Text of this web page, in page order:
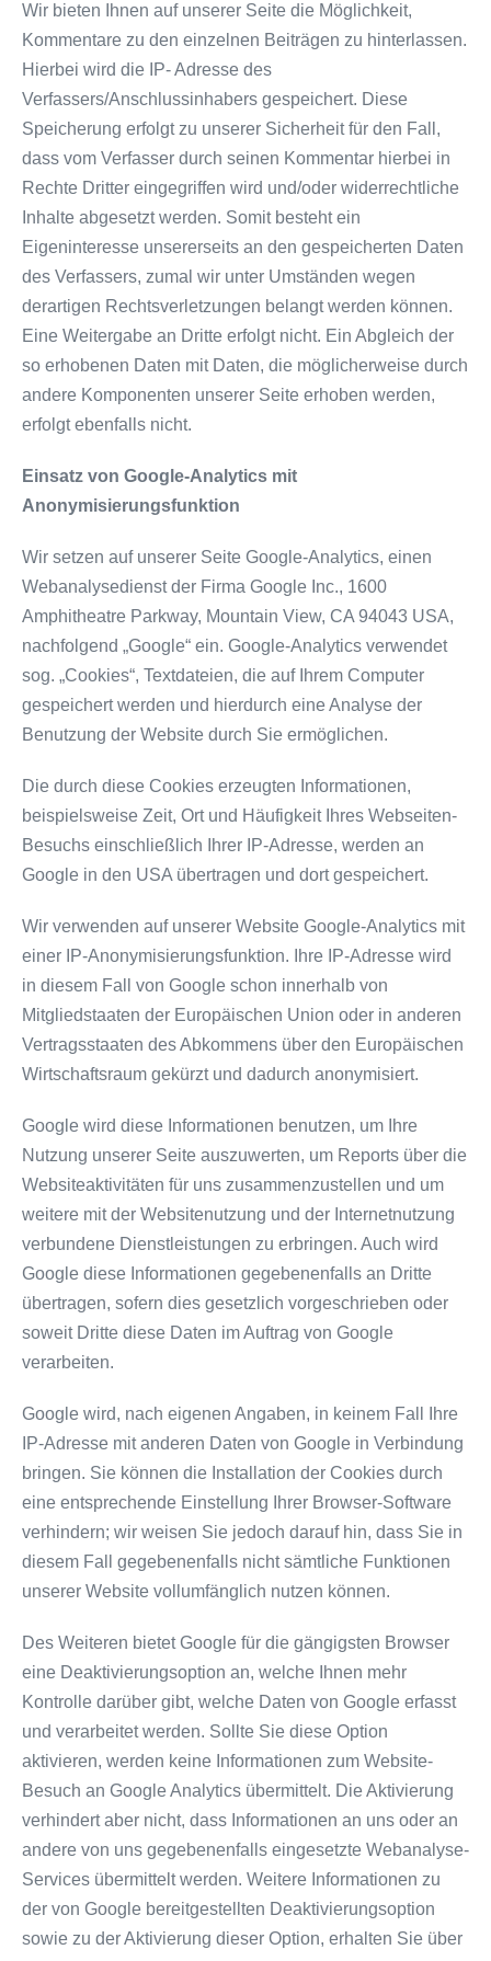
Wir bieten Ihnen auf unserer Seite die Möglichkeit,
Kommentare zu den einzelnen Beiträgen zu hinterlassen.
Hierbei wird die IP- Adresse des
Verfassers/Anschlussinhabers gespeichert. Diese
Speicherung erfolgt zu unserer Sicherheit für den Fall,
dass vom Verfasser durch seinen Kommentar hierbei in
Rechte Dritter eingegriffen wird und/oder widerrechtliche
Inhalte abgesetzt werden. Somit besteht ein
Eigeninteresse unsererseits an den gespeicherten Daten
des Verfassers, zumal wir unter Umständen wegen
derartigen Rechtsverletzungen belangt werden können.
Eine Weitergabe an Dritte erfolgt nicht. Ein Abgleich der
so erhobenen Daten mit Daten, die möglicherweise durch
andere Komponenten unserer Seite erhoben werden,
erfolgt ebenfalls nicht.
Einsatz von Google-Analytics mit
Anonymisierungsfunktion
Wir setzen auf unserer Seite Google-Analytics, einen
Webanalysedienst der Firma Google Inc., 1600
Amphitheatre Parkway, Mountain View, CA 94043 USA,
nachfolgend „Google“ ein. Google-Analytics verwendet
sog. „Cookies“, Textdateien, die auf Ihrem Computer
gespeichert werden und hierdurch eine Analyse der
Benutzung der Website durch Sie ermöglichen.
Die durch diese Cookies erzeugten Informationen,
beispielsweise Zeit, Ort und Häufigkeit Ihres Webseiten-
Besuchs einschließlich Ihrer IP-Adresse, werden an
Google in den USA übertragen und dort gespeichert.
Wir verwenden auf unserer Website Google-Analytics mit
einer IP-Anonymisierungsfunktion. Ihre IP-Adresse wird
in diesem Fall von Google schon innerhalb von
Mitgliedstaaten der Europäischen Union oder in anderen
Vertragsstaaten des Abkommens über den Europäischen
Wirtschaftsraum gekürzt und dadurch anonymisiert.
Google wird diese Informationen benutzen, um Ihre
Nutzung unserer Seite auszuwerten, um Reports über die
Websiteaktivitäten für uns zusammenzustellen und um
weitere mit der Websitenutzung und der Internetnutzung
verbundene Dienstleistungen zu erbringen. Auch wird
Google diese Informationen gegebenenfalls an Dritte
übertragen, sofern dies gesetzlich vorgeschrieben oder
soweit Dritte diese Daten im Auftrag von Google
verarbeiten.
Google wird, nach eigenen Angaben, in keinem Fall Ihre
IP-Adresse mit anderen Daten von Google in Verbindung
bringen. Sie können die Installation der Cookies durch
eine entsprechende Einstellung Ihrer Browser-Software
verhindern; wir weisen Sie jedoch darauf hin, dass Sie in
diesem Fall gegebenenfalls nicht sämtliche Funktionen
unserer Website vollumfänglich nutzen können.
Des Weiteren bietet Google für die gängigsten Browser
eine Deaktivierungsoption an, welche Ihnen mehr
Kontrolle darüber gibt, welche Daten von Google erfasst
und verarbeitet werden. Sollte Sie diese Option
aktivieren, werden keine Informationen zum Website-
Besuch an Google Analytics übermittelt. Die Aktivierung
verhindert aber nicht, dass Informationen an uns oder an
andere von uns gegebenenfalls eingesetzte Webanalyse-
Services übermittelt werden. Weitere Informationen zu
der von Google bereitgestellten Deaktivierungsoption
sowie zu der Aktivierung dieser Option, erhalten Sie über